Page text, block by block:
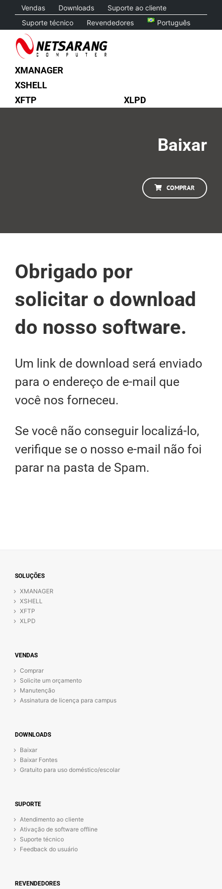
content
Vendas Downloads
Suporte ao cliente
Suporte técnico
Revendedores Português
XMANAGER
XSHELL
XFTP
XLPD
Baixar
COMPRAR
Obrigado por
solicitar o download
do nosso software.
Um link de download será enviado
para o endereço de e-mail que
você nos forneceu.
Se você não conseguir localizá-lo,
verifique se o nosso e-mail não foi
parar na pasta de Spam.
SOLUÇÕES
XMANAGER
XSHELL
XFTP
XLPD
VENDAS
Comprar
Solicite um orçamento
Manutenção
Assinatura de licença para campus
DOWNLOADS
Baixar
Baixar Fontes
Gratuito para uso doméstico/escolar
SUPORTE
Atendimento ao cliente
Ativação de software offline
Suporte técnico
Feedback do usuário
REVENDEDORES